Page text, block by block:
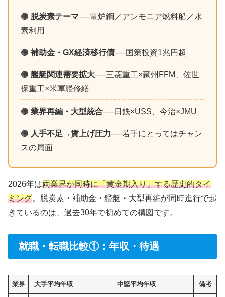
🟠 脱炭素テーマ──電炉鋼／アンモニア燃料船／水
素利用
🟠補助金・GX経済移行債──国策投資1兆円超
🟠艦艇関連需要拡大──三菱重工×豪州FFM、佐世
保重工×米軍艦修繕
🟠業界再編・大型統合──日鉄×USS、今治×JMU
🟠 人手不足→賃上げ圧力──若手にとってはチャン
スの局面
2026年は両業界が同時に「黄金期入り」する歴史的タイ
ミング。脱炭素・補助金・艦艇・大型再編が同時進行で起
きているのは、過去30年で初めての構図です。
就職・転職比較①：年収・待遇
業界 大手平均年収 中堅平均年収 備考